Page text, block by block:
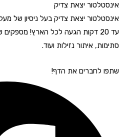
אינסטלטור יצאת צדיק
עד 20 דקות הגעה לכל הארץ!
סתימות, איתור נזילות ועוד.
שתפו לחברים את הדף!